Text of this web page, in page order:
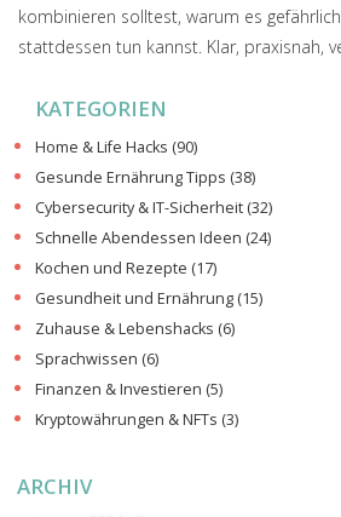
kombinieren solltest, warum es
stattdessen tun kannst. Klar, praxisnah,
KATEGORIEN
Home & Life Hacks (90)
Gesunde Ernährung Tipps (38)
Cybersecurity & IT-Sicherheit (32)
Schnelle Abendessen Ideen (24)
Kochen und Rezepte (17)
Gesundheit und Ernährung (15)
Zuhause & Lebenshacks (6)
Sprachwissen (6)
Finanzen & Investieren (5)
Kryptowährungen & NFTs (3)
ARCHIV